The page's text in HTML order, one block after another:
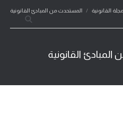
القانونية / المستحدث من المبادئ القانونية
القانونية